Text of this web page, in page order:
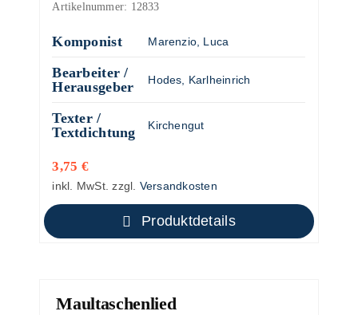
Artikelnummer: 12833
Komponist Marenzio, Luca
Bearbeiter /
Herausgeber
Hodes, Karlheinrich
Texter /
Textdichtung
Kirchengut
3,75 €
inkl. MwSt. zzgl. Versandkosten
Produktdetails
Maultaschenlied